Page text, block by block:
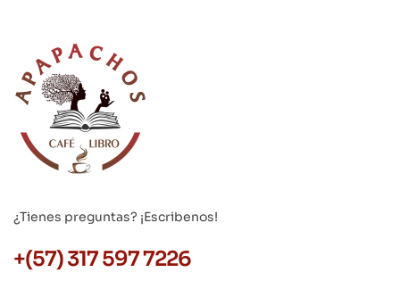
¿Tienes preguntas? ¡Escribenos!
+(57) 317 597 7226